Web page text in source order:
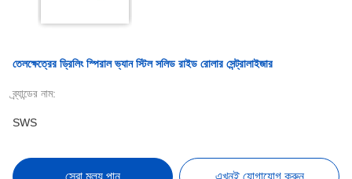
তেলক্ষেত্রের ড্রিলিং স্পিরাল ভ্যান স্টিল সলিড রাইড রোলার সেন্ট্রালাইজার
ব্র্যান্ডের নাম:
SWS
সেরা মূল্য পান এখনই যোগাযোগ করুন